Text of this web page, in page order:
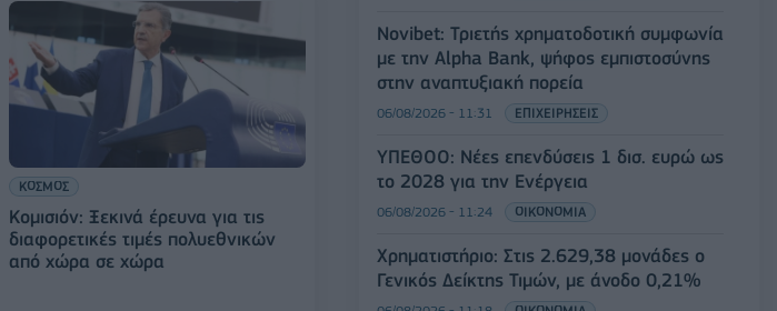
ΚΟΣΜΟΣ
Κομισιόν: Ξεκινά έρευνα για τις
διαφορετικές τιμές πολυεθνικών
από χώρα σε χώρα
Novibet: Τριετής χρηματοδοτική συμφωνία
με την Alpha Bank, ψήφος εμπιστοσύνης
στην αναπτυξιακή πορεία
06/08/2026 - 11:31 ΕΠΙΧΕΙΡΗΣΕΙΣ
ΥΠΕΘΟΟ: Νέες επενδύσεις 1 δισ. ευρώ ως
το 2028 για την Ενέργεια
06/08/2026 - 11:24 ΟΙΚΟΝΟΜΙΑ
Χρηματιστήριο: Στις 2.629,38 μονάδες ο
Γενικός Δείκτης Τιμών, με άνοδο 0,21%